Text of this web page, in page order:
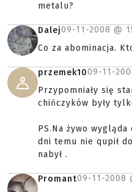
metalu?
Dalej09-11-2008 @
Co za abominacja.
przemek1009-11-
Przypomniały się
chińczyków były
PS.Na żywo
dni temu nie qupił
nabył .
Promant09-11-2008